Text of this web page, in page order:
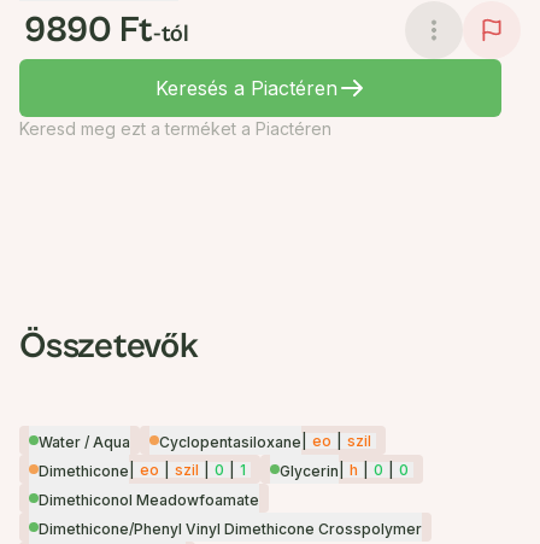
9890 Ft-tól
Keresés a Piactéren
Keresd meg ezt a terméket a Piactéren
Összetevők
Water / Aqua Cyclopentasiloxane eo
szil
Dimethicone
eo szil 0 1 Glycerin h 0
0
Dimethiconol Meadowfoamate
Dimethicone/Phenyl Vinyl Dimethicone Crosspolymer